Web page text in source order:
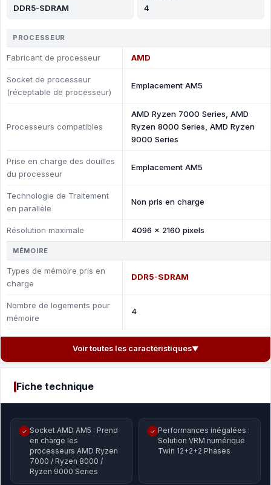
DDR5-SDRAM 4
PROCESSEUR
Fabricant de processeur AMD
Socket de processeur
(réceptable de processeur)
Emplacement AM5
Processeurs compatibles
AMD Ryzen 7000 Series, AMD
Ryzen 8000 Series, AMD Ryzen
9000 Series
Prise en charge des douilles
du processeur
Emplacement AM5
Technologie de Traitement
en parallèle
Non pris en charge
Résolution maximale 4096 x 2160 pixels
MÉMOIRE
Types de mémoire pris en
charge
DDR5-SDRAM
Nombre de logements pour
mémoire
4
Voir toutes les caractéristiques▼
Fiche technique
✓ Socket AMD AM5 : Prend
en charge les
processeurs AMD Ryzen
7000 / Ryzen 8000 /
Ryzen 9000 Series
✓ Performances inégalées :
Solution VRM numérique
Twin 12+2+2 Phases